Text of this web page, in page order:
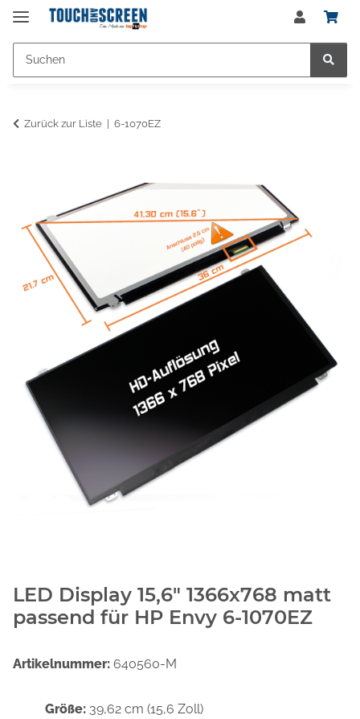
Zurück zur Liste 6-1070EZ
LED Display 15,6" 1366x768 matt
passend für HP Envy 6-1070EZ
Artikelnummer: 640560-M
Größe: 39,62 cm (15,6 Zoll)